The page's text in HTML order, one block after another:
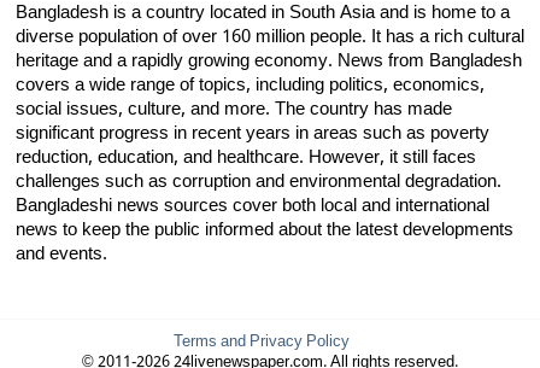
Bangladesh is a country located in South Asia and is home to a
diverse population of over 160 million people. It has a rich cultural
heritage and a rapidly growing economy. News from Bangladesh
covers a wide range of topics, including politics, economics,
social issues, culture, and more. The country has made
significant progress in recent years in areas such as poverty
reduction, education, and healthcare. However, it still faces
challenges such as corruption and environmental degradation.
Bangladeshi news sources cover both local and international
news to keep the public informed about the latest developments
and events.
Terms and Privacy Policy
© 2011-2026 24livenewspaper.com. All rights reserved.